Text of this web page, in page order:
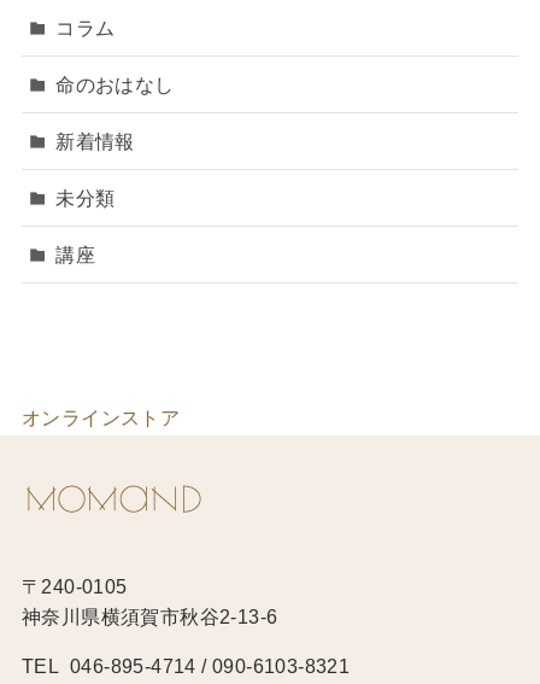
コラム
命のおはなし
新着情報
未分類
講座
オンラインストア
〒240-0105
神奈川県横須賀市秋谷2-13-6
TEL 046-895-4714 / 090-6103-8321